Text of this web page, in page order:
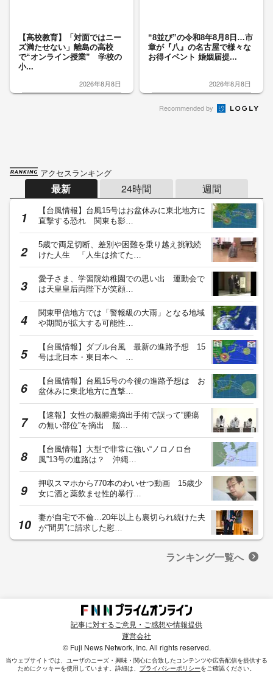
【高校教育】「対面ではニー
ズ満たせない」離島の高校
で“オンライン授業” 学校の
小...
2026年8月8日
“8並び”の令和8年8月8日…市
章が『八』の名古屋で様々な
お得イベント 婚姻届提...
2026年8月8日
Recommended by
アクセスランキング
最新 24時間 週間
【台風情報】台風15号はお盆休みに東北地方に
直撃する恐れ 関東も影…
5歳で両足切断、差別や困難を乗り越え挑戦続
けた人生 「人生は捨てた…
愛子さま、学習院幼稚園での思い出 運動会で
は天皇皇后両陛下が笑顔…
関東甲信地方では「警報級の大雨」となる地域
や期間が拡大する可能性…
【台風情報】ダブル台風 最新の進路予想 15
号は北日本・東日本へ …
【台風情報】台風15号の今後の進路予想は お
盆休みに東北地方に直撃…
【速報】女性の脳腫瘍摘出手術で誤って“腫瘍
の無い部位”を摘出 脳…
【台風情報】大型で非常に強い“ノロノロ台
風”13号の進路は？ 沖縄…
押収スマホから770本のわいせつ動画 15歳少
女に酒と薬飲ませ性的暴行…
妻が自宅で不倫…20年以上も裏切られ続けた夫
が“間男”に請求した慰…
ランキング一覧へ
記事に対するご意見・ご感想や情報提供
運営会社
© Fuji News Network, Inc. All rights reserved.
当ウェブサイトでは、ユーザのニーズ・興味・関⼼に合致したコンテンツや広告配信を提供する
ためにクッキーを使⽤しています。詳細は、 プライバシーポリシーをご確認ください。